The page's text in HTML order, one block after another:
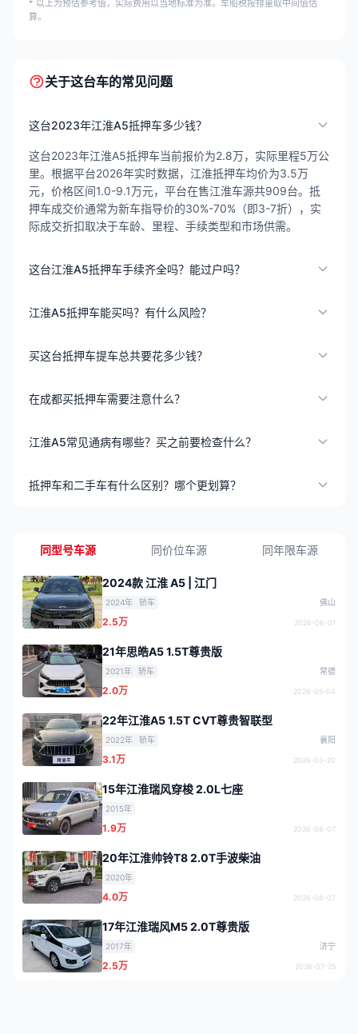
* 以上为预估参考值，实际费用以当地标准为准。车船税按排量取中间值估
算。
关于这台车的常见问题
这台2023年江淮A5抵押车多少钱？
这台2023年江淮A5抵押车当前报价为2.8万，实际里程5万公
里。根据平台2026年实时数据，江淮抵押车均价为3.5万
元，价格区间1.0-9.1万元，平台在售江淮车源共909台。抵
押车成交价通常为新车指导价的30%-70%（即3-7折），实
际成交折扣取决于车龄、里程、手续类型和市场供需。
这台江淮A5抵押车手续齐全吗？能过户吗？
江淮A5抵押车能买吗？有什么风险？
买这台抵押车提车总共要花多少钱？
在成都买抵押车需要注意什么？
江淮A5常见通病有哪些？买之前要检查什么？
抵押车和二手车有什么区别？哪个更划算？
同型号车源 同价位车源 同年限车源
2024款 江淮 A5 | 江门
2024年 轿车 佛山
2.5万 2026-06-01
21年思皓A5 1.5T尊贵版
2021年 轿车 常德
2.0万 2026-05-04
22年江淮A5 1.5T CVT尊贵智联型
2022年 轿车 襄阳
3.1万 2026-03-20
15年江淮瑞风穿梭 2.0L七座
2015年
1.9万 2026-08-07
20年江淮帅铃T8 2.0T手波柴油
2020年
4.0万 2026-08-07
17年江淮瑞风M5 2.0T尊贵版
2017年 济宁
2.5万 2026-07-25